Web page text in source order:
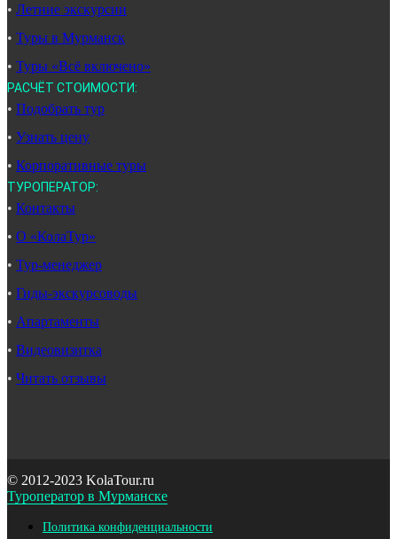
• Летние экскурсии
• Туры в Мурманск
• Туры «Всё включено»
РАСЧЁТ СТОИМОСТИ:
• Подобрать тур
• Узнать цену
• Корпоративные туры
ТУРОПЕРАТОР:
• Контакты
• О «КолаТур»
• Тур-менеджер
• Гиды-экскурсоводы
• Апартаменты
• Видеовизитка
• Читать отзывы
© 2012-2023 KolaTour.ru
Туроператор в Мурманске
Политика конфиденциальности